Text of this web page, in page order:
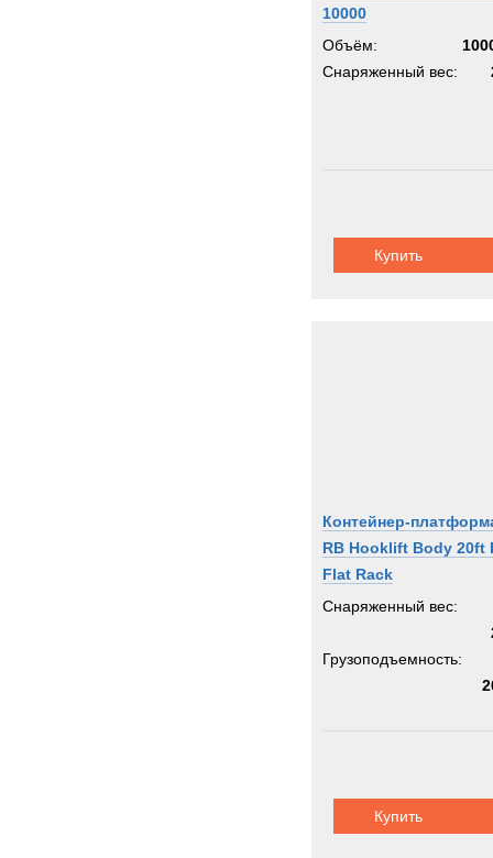
10000
Объём:
Снаряженный вес:
Купить
Контейнер-
RB Hooklift Body 20ft
Flat Rack
Снаряженный вес:
Грузоподъемность:
Купить